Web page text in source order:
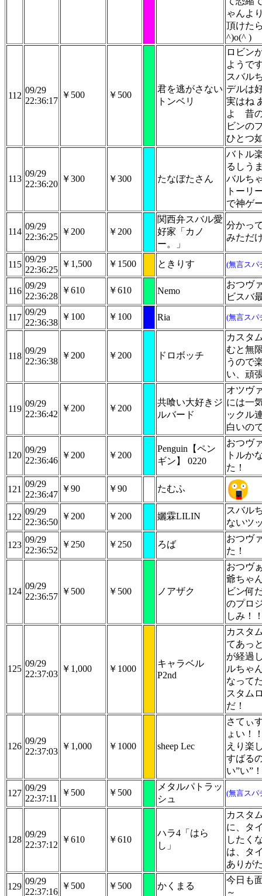
ゃんよ
頂けた
^)o(^ )
112
09/29
22:36:17
￥500 ￥500
君を逃がさない
トンベリ
ロビン
ようで
スバル
デルは
実はね
よ 昔
ビンの
ひとつ
113
09/29
22:36:20
￥300 ￥300 たなぼたさん
バトル
るしう
バルち
トーリ
で神ゲ
114
09/29
22:36:25
￥200 ￥200
関西弁スバル愛
好家「カノ
ー。」
分かっ
みただ
115
09/29
22:36:25
￥1,500 ￥1500 ときりす (無言スパ
116
09/29
22:36:28
￥610 ￥610 Nemo
おつヴ
ビスバ
117
09/29
22:36:38
￥100 ￥100 Ria (無言スパ
118
09/29
22:36:38
￥200 ￥200 ドロボッチ
カスタ
むと無
うので
い、頑
119
09/29
22:36:42
￥200 ￥200
共喰い大好きジ
ルバード
オツヴ
には一
ックル
白いの
120
09/29
22:36:46
￥200 ￥200
Penguin【ペン
ギン】 0220
おつヴ
トルか
た！
121
09/29
22:36:47
￥90 ￥90 たむふ
122
09/29
22:36:50
￥200 ￥200 孋霖LILIN
スバル
ないツ
123
09/29
22:36:52
￥250 ￥250 ろば
おつヴ
た！
124
09/29
22:36:57
￥500 ￥500 ノアザク
おつヴ
爺ちゃ
ビン何
のプロ
しみ！
125
09/29
22:37:03
￥1,000 ￥1000
キャラベル
P2nd
カスタ
てあっ
が経過
ルちゃ
なって
スタム
だ！
126
09/29
22:37:03
￥1,000 ￥1000 sheep Lec
さてぃ
ょい！
えり楽
すばる
い”い”
127
09/29
22:37:11
￥500 ￥500
メタルパトラッ
シュ
(無言スパ
128
09/29
22:37:12
￥610 ￥610
ハラ4「はら
し」
カスタ
に、タ
したく
は、タ
ありが
129
09/29
22:37:16
￥500 ￥500 かくまる
今日も
～